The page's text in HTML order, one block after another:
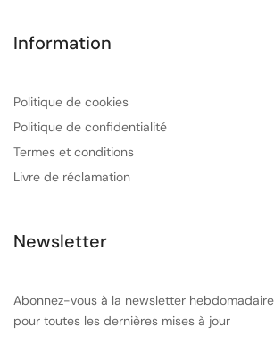
Information
Politique de cookies
Politique de confidentialité
Termes et conditions
Livre de réclamation
Newsletter
Abonnez-vous à la newsletter hebdomadaire
pour toutes les dernières mises à jour